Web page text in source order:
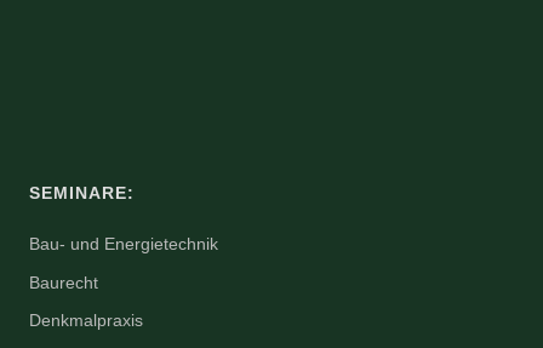
SEMINARE:
Bau- und Energietechnik
Baurecht
Denkmalpraxis